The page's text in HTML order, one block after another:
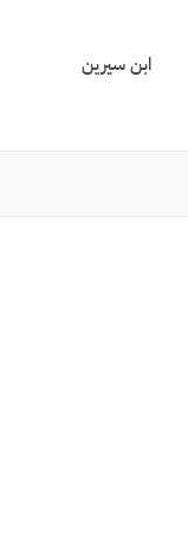
ابن سيرين